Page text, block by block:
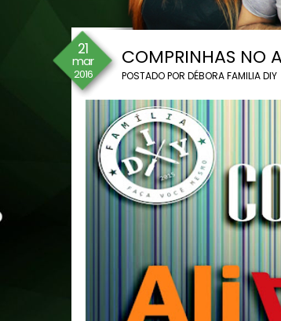
21
mar
2016
COMPRINHAS NO
POSTADO PORDÉBORA FAMILIA DIY